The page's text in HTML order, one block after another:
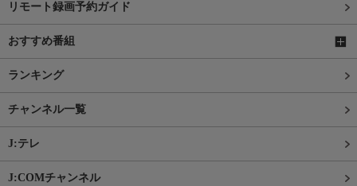
リモート録画予約ガイド
おすすめ番組
ランキング
チャンネル一覧
J:テレ
J:COMチャンネル